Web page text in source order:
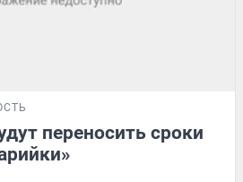
переносить сроки